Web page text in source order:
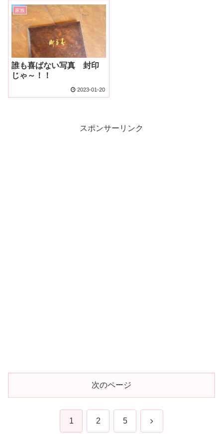
家族
誰も喜ばない写真 封印
じゃ～！！
2023-01-20
スポンサーリンク
次のページ
1 2 5 次